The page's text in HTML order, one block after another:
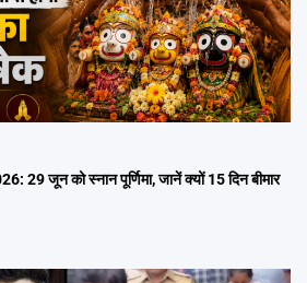
जून को स्नान पूर्णिमा, जानें क्यों 15 दिन बीमार